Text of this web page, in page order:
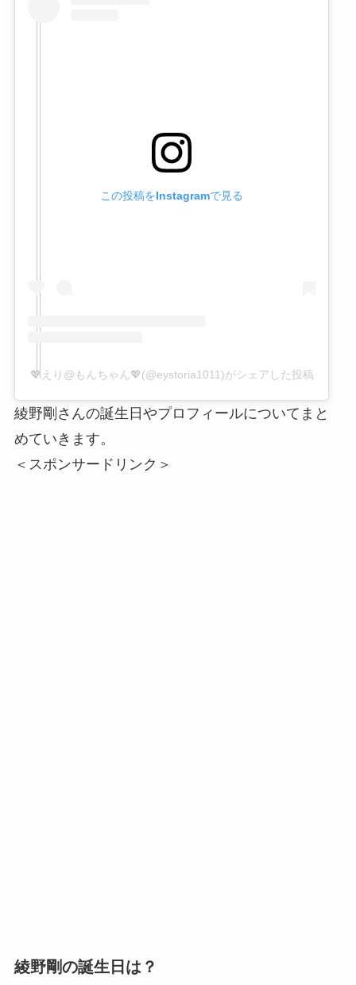
この投稿をInstagramで見る
💖えり@もんちゃん💖(@eystoria1011)がシェアした投稿
綾野剛さんの誕生日やプロフィールについてまと
めていきます。
＜スポンサードリンク＞
綾野剛の誕生日は？